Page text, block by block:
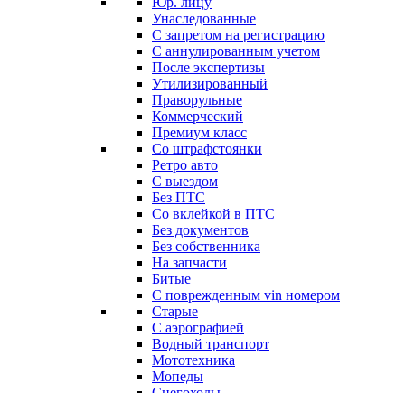
Унаследованные
С запретом на регистрацию
С аннулированным учетом
После экспертизы
Утилизированный
Праворульные
Коммерческий
Премиум класс
Со штрафстоянки
Ретро авто
С выездом
Без ПТС
Со вклейкой в ПТС
Без документов
Без собственника
На запчасти
Битые
С поврежденным vin номером
Старые
С аэрографией
Водный транспорт
Мототехника
Мопеды